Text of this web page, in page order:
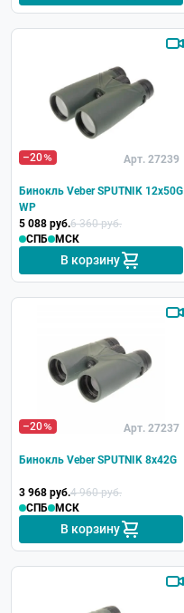
–20 Арт. 27239
Бинокль Veber SPUTNIK 12х50G
WP
5 088 руб.6 360 руб.
СПБ
МСК
В корзину
–20 Арт. 27237
Бинокль Veber SPUTNIK 8х42G
3 968 руб.4 960 руб.
СПБ
МСК
В корзину